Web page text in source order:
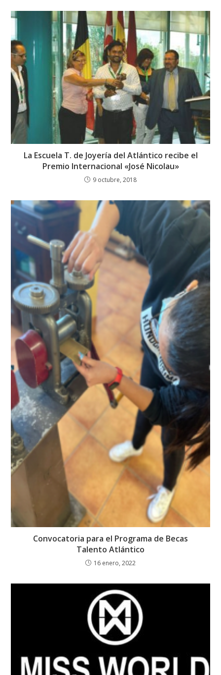
La Escuela T. de Joyería del Atlántico recibe el
Premio Internacional «José Nicolau»
9 octubre, 2018
Convocatoria para el Programa de Becas
Talento Atlántico
16 enero, 2022